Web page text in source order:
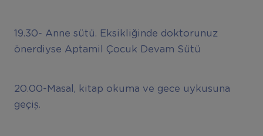
19.30- Anne sütü. Eksikliğinde doktorunuz
önerdiyse Aptamil Çocuk Devam Sütü
20.00-Masal, kitap okuma ve gece uykusuna
geçiş.